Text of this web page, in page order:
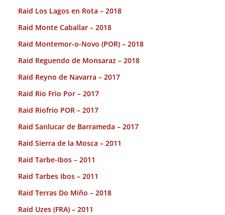
Raid Los Lagos en Rota – 2018
Raid Monte Caballar – 2018
Raid Montemor-o-Novo (POR) – 2018
Raid Reguendo de Monsaraz – 2018
Raid Reyno de Navarra – 2017
Raid Rio Frio Por – 2017
Raid Riofrio POR – 2017
Raid Sanlucar de Barrameda – 2017
Raid Sierra de la Mosca – 2011
Raid Tarbe-ibos – 2011
Raid Tarbes Ibos – 2011
Raid Terras Do Miño – 2018
Raid Uzes (FRA) – 2011